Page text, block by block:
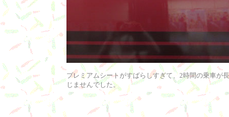
プレミアムシートがすばらしすぎて、2時間の乗車が
じませんでした。